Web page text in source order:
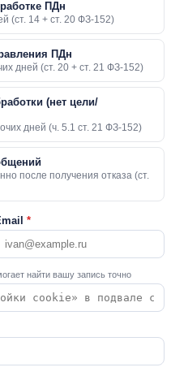
ПДн
(ст. 14 + ст. 20 ФЗ-152)
ПДн
дней (ст. 20 + ст. 21 ФЗ-152)
(нет цели/
дней (ч. 5.1 ст. 21 ФЗ-152)
после получения отказа (ст.
*
найти вашу запись точно